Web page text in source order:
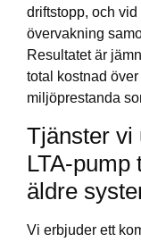
driftstopp, och
övervakning
Resultatet är
total kostnad
miljöprestanda
Tjänster vi
LTA-
äldre
Vi erbjuder ett